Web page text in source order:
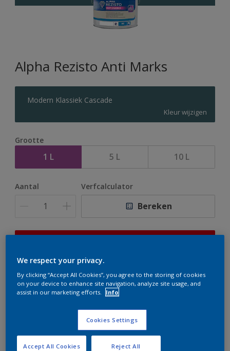
Alpha Rezisto Anti Marks
Modern Klassiek Cascade
Kleur wijzigen
Grootte
1 L 5 L 10 L
Aantal Verfcalculator
Bereken
er hard aan om de voorraad aan te vullen.
Boodschappenlijst
We respect your privacy.
By clicking “Accept All Cookies”, you agree to the storing of cookies
on your device to enhance site navigation, analyze site usage, and
assist in our marketing efforts.
Info
Cookies Settings
Reject All
Accept All Cookies